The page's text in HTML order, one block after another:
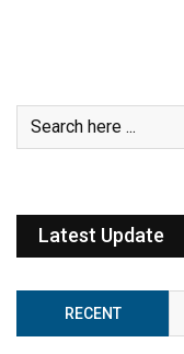
Latest Update
RECENT